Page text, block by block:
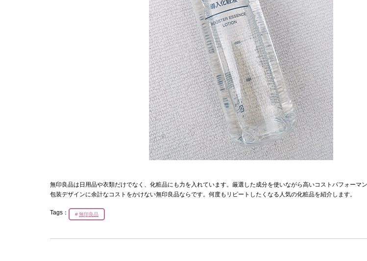
無印良品は日用品や衣類だけでなく、化粧品にも力を入れています。厳選した成分を使いながら高いコストパフォーマ
包装デザインに余計なコストをかけない無印良品ならです。何度もリピートしたくなる人気の化粧品を紹介します。
Tags： 無印良品